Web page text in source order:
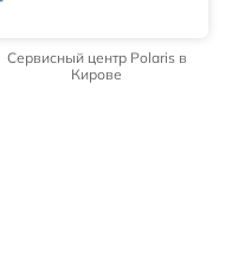
Сервисный центр Polaris в
Кирове